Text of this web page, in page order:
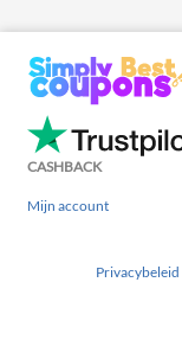
CASHBACK
Mijn account
Privacybeleid